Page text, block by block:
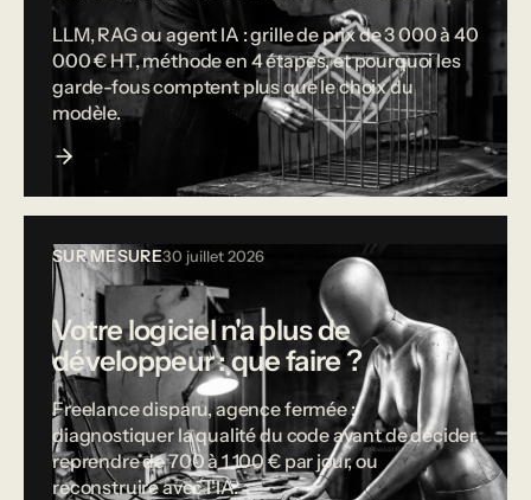
LLM, RAG ou agent IA : grille de prix de 3 000 à 40
000 € HT, méthode en 4 étapes, et pourquoi les
garde-fous comptent plus que le choix du
modèle.
SUR MESURE30 juillet 2026
Votre logiciel n'a plus de
développeur : que faire ?
Freelance disparu, agence fermée :
diagnostiquer la qualité du code avant de décider,
reprendre de 700 à 1 100 € par jour, ou
reconstruire avec l'IA.